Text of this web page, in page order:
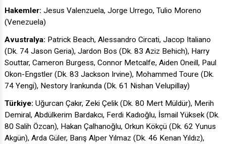
Hakemler: Jesus Valenzuela, Jorge Urrego, Tulio Moreno
(Venezuela)
Avustralya: Patrick Beach, Alessandro Circati, Jacop Italiano
(Dk. 74 Jason Geria), Jardon Bos (Dk. 83 Aziz Behich), Harry
Souttar, Cameron Burgess, Connor Metcalfe, Aiden Oneill, Paul
Okon-Engstler (Dk. 83 Jackson Irvine), Mohammed Toure (Dk.
74 Yengi), Nestory Irankunda (Dk. 61 Nishan Velupillay)
Türkiye: Uğurcan Çakır, Zeki Çelik (Dk. 80 Mert Müldür), Merih
Demiral, Abdülkerim Bardakcı, Ferdi Kadıoğlu, İsmail Yüksek (Dk.
80 Salih Özcan), Hakan Çalhanoğlu, Orkun Kökçü (Dk. 62 Yunus
Akgün), Arda Güler, Barış Alper Yılmaz (Dk. 46 Kenan Yıldız),